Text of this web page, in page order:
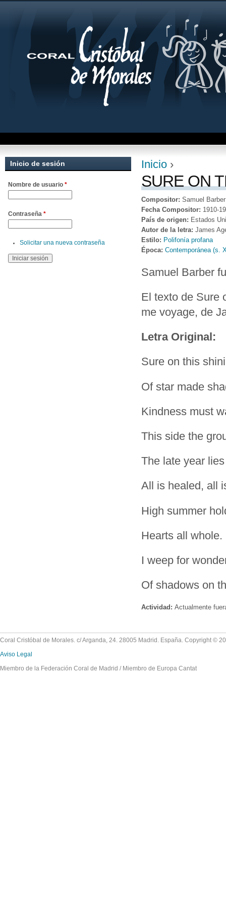
Se encuentra
Inicio ›
SURE ON
Compositor: Samuel Barber
Fecha Compositor: 1910-
País de origen: Estados
Autor de la letra: James
Estilo: Polifonía profana
Época: Contemporánea (s.
Samuel Barber
El texto de Sure
me voyage, de
Letra Original:
Sure on this
Of star made
Kindness must
This side the
The late year
All is healed, all
High summer
Hearts all
I weep for
Of shadows on
Actividad: Actualmente
Inicio de sesión
Nombre de usuario *
Contraseña *
Solicitar una nueva contraseña
Coral Cristóbal de Morales. c/ Arganda, 24. 28005 Madrid. España. Copyright ©
Aviso Legal
Miembro de la Federación Coral de Madrid / Miembro de Europa Cantat